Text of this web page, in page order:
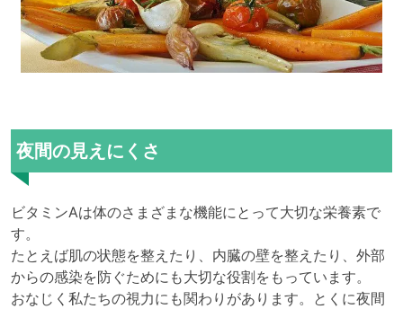
夜間の見えにくさ
ビタミンAは体のさまざまな機能にとって大切な栄養素で
す。
たとえば肌の状態を整えたり、内臓の壁を整えたり、外部
からの感染を防ぐためにも大切な役割をもっています。
おなじく私たちの視力にも関わりがあります。とくに夜間